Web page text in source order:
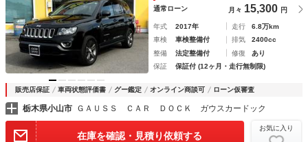
通常ローン 月々 15,300 円
年式 2017年 走行
6.8万km
車検
車検整備付 排気
2400cc
整備
法定整備付 修復
あり
保証
保証付 (12ヶ月・走行無制限)
販売店保証 車両状態評価書 グー鑑定 オンライン商談可 ローン仮審査
栃木県小山市 ＧＡＵＳＳ ＣＡＲ ＤＯＣＫ ガウスカードック
在庫を確認・見積り依頼する
お気に入り